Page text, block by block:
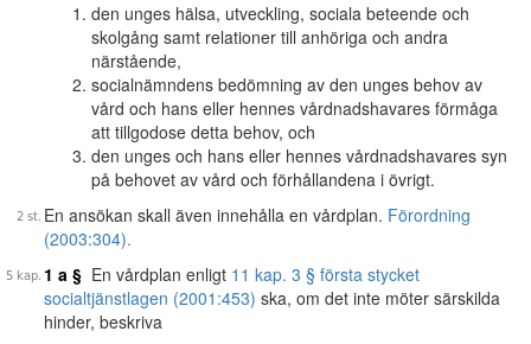
den unges hälsa, utveckling, sociala beteende och
skolgång samt relationer till anhöriga och andra
närstående,
socialnämndens bedömning av den unges behov av
vård och hans eller hennes vårdnadshavares förmåga
att tillgodose detta behov, och
den unges och hans eller hennes vårdnadshavares syn
på behovet av vård och förhållandena i övrigt.
En ansökan skall även innehålla en vårdplan. Förordning
(2003:304).
1 a § En vårdplan enligt 11 kap. 3 § första stycket
socialtjänstlagen (2001:453) ska, om det inte möter särskilda
hinder, beskriva